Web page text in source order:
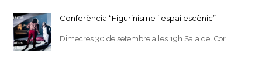
Conferència “Figurinisme i espai escènic”
Dimecres 30 de setembre a les 19h Sala del Cor…